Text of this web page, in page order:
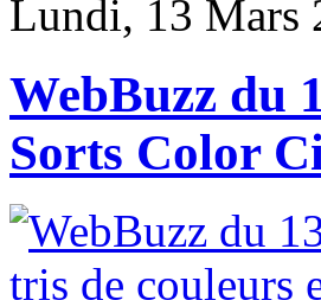
Lundi, 13 Mars
WebBuzz du
Sorts Color